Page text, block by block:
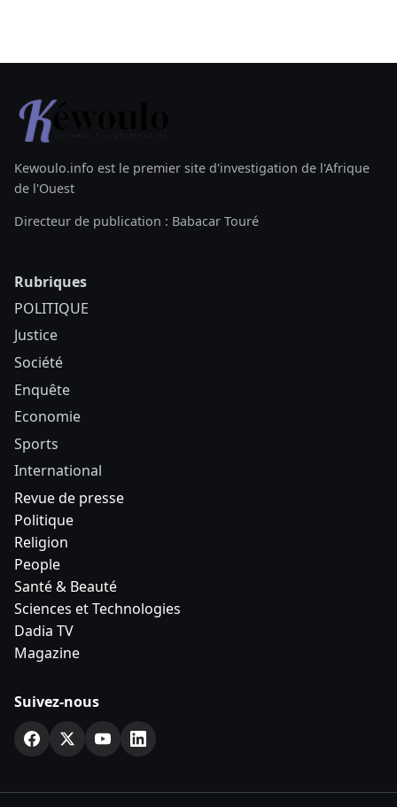
Kewoulo.info est le premier site d'investigation de l'Afrique
de l'Ouest
Directeur de publication : Babacar Touré
Rubriques
POLITIQUE
Justice
Société
Enquête
Economie
Sports
International
Revue de presse
Politique
Religion
People
Santé & Beauté
Sciences et Technologies
Dadia TV
Magazine
Suivez-nous